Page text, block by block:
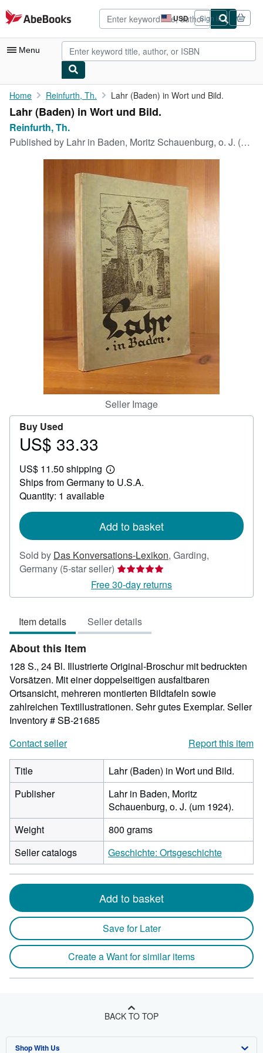
Skip to main content
AbeBooks.com USD
Site
shopping
preferences
Sign in
Menu
My Account
My Purchases
Advanced Search
CLOSE
Home Reinfurth, Th. Lahr (Baden) in Wort und Bild.
Lahr (Baden) in Wort und Bild.
Reinfurth, Th.
Published by Lahr in Baden, Moritz Schauenburg, o. J. (um 1924).
Seller Image
Buy Used
Price
33.33
US$ 33.33
US$ 11.50 shipping
Learn
more
Ships from Germany to U.S.A.
Quantity: 1 available
Add to basket
Sold by Das Konversations-Lexikon, Garding,
Germany (5-star seller) Seller
rating
5
of
5
Free 30-day returns
Item details Seller details
About this Item
128 S., 24 Bl. Illustrierte Original-Broschur mit bedruckten
Vorsätzen. Mit einer doppelseitigen ausfaltbaren
Ortsansicht, mehreren montierten Bildtafeln sowie
zahlreichen Textillustrationen. Sehr gutes Exemplar. Seller
Inventory # SB-21685
Contact seller
Report this item
Title
Lahr (Baden) in Wort und Bild.
Publisher
Lahr in Baden, Moritz
Schauenburg, o. J. (um 1924).
Weight
800 grams
Seller catalogs
Geschichte: Ortsgeschichte
Add to basket
Save for Later
Create a Want for similar items
BACK TO TOP
Shop With Us